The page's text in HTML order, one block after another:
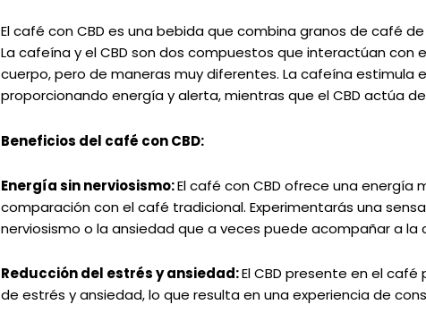
El café con CBD es una bebida que combina granos de café
La cafeína y el CBD son dos compuestos que interactúan con
cuerpo, pero de maneras muy diferentes. La cafeína estimula
proporcionando energía y alerta, mientras que el CBD actúa
Beneficios del café con CBD:
Energía sin nerviosismo:El café con CBD ofrece una energía
comparación con el café tradicional. Experimentarás una
nerviosismo o la ansiedad que a veces puede acompañar a la
Reducción del estrés y ansiedad:El CBD presente en el
de estrés y ansiedad, lo que resulta en una experiencia de